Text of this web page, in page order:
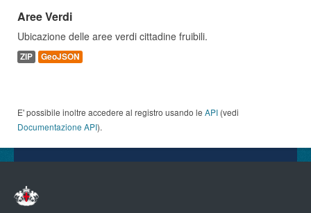
Aree Verdi
Ubicazione delle aree verdi cittadine fruibili.
ZIP GeoJSON
E' possibile inoltre accedere al registro usando le API (vedi
Documentazione API).